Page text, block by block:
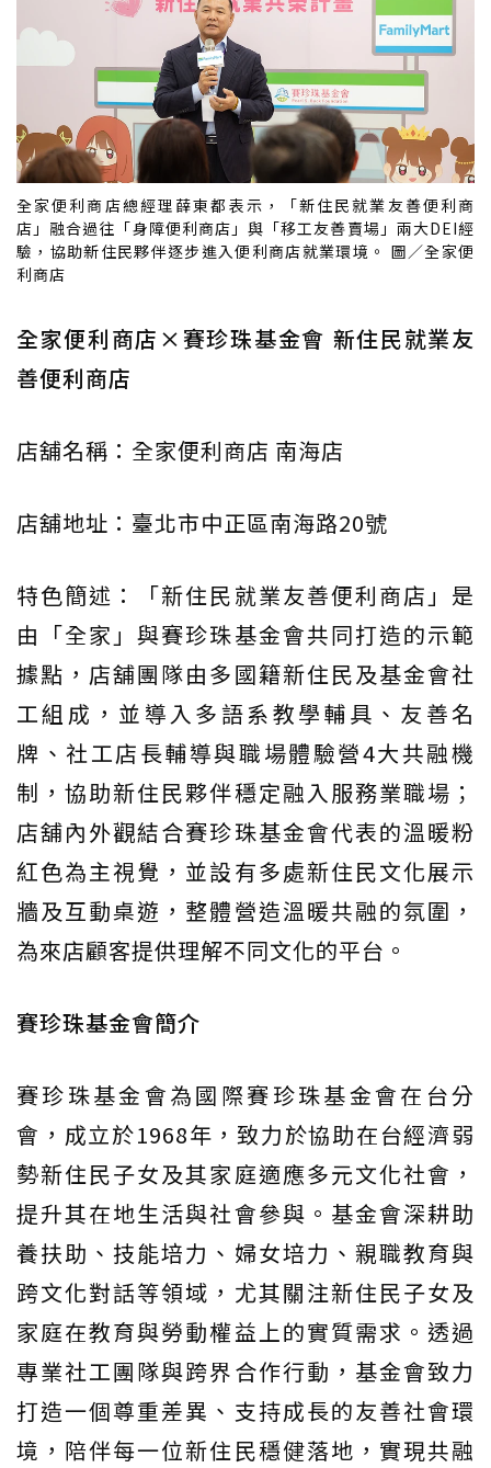
全家便利商店總經理薛東都表示，「新住民就業友善便利商
店」融合過往「身障便利商店」與「移工友善賣場」兩大DEI經
驗，協助新住民夥伴逐步進入便利商店就業環境。 圖／全家便
利商店
全家便利商店×賽珍珠基金會 新住民就業友
善便利商店
店舖名稱：全家便利商店 南海店
店舖地址：臺北市中正區南海路20號
特色簡述：「新住民就業友善便利商店」是
由「全家」與賽珍珠基金會共同打造的示範
據點，店舖團隊由多國籍新住民及基金會社
工組成，並導入多語系教學輔具、友善名
牌、社工店長輔導與職場體驗營4大共融機
制，協助新住民夥伴穩定融入服務業職場；
店舖內外觀結合賽珍珠基金會代表的溫暖粉
紅色為主視覺，並設有多處新住民文化展示
牆及互動桌遊，整體營造溫暖共融的氛圍，
為來店顧客提供理解不同文化的平台。
賽珍珠基金會簡介
賽珍珠基金會為國際賽珍珠基金會在台分
會，成立於1968年，致力於協助在台經濟弱
勢新住民子女及其家庭適應多元文化社會，
提升其在地生活與社會參與。基金會深耕助
養扶助、技能培力、婦女培力、親職教育與
跨文化對話等領域，尤其關注新住民子女及
家庭在教育與勞動權益上的實質需求。透過
專業社工團隊與跨界合作行動，基金會致力
打造一個尊重差異、支持成長的友善社會環
境，陪伴每一位新住民穩健落地，實現共融